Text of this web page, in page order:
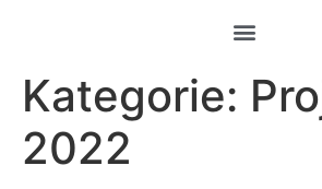
Kategorie:
2022